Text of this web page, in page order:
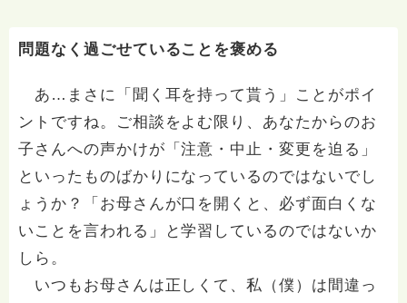
問題なく過ごせていることを褒める
あ…まさに「聞く耳を持って貰う」ことがポイ
ントですね。ご相談をよむ限り、あなたからのお
子さんへの声かけが「注意・中止・変更を迫る」
といったものばかりになっているのではないでし
ょうか？「お母さんが口を開くと、必ず面白くな
いことを言われる」と学習しているのではないか
しら。
いつもお母さんは正しくて、私（僕）は間違っ